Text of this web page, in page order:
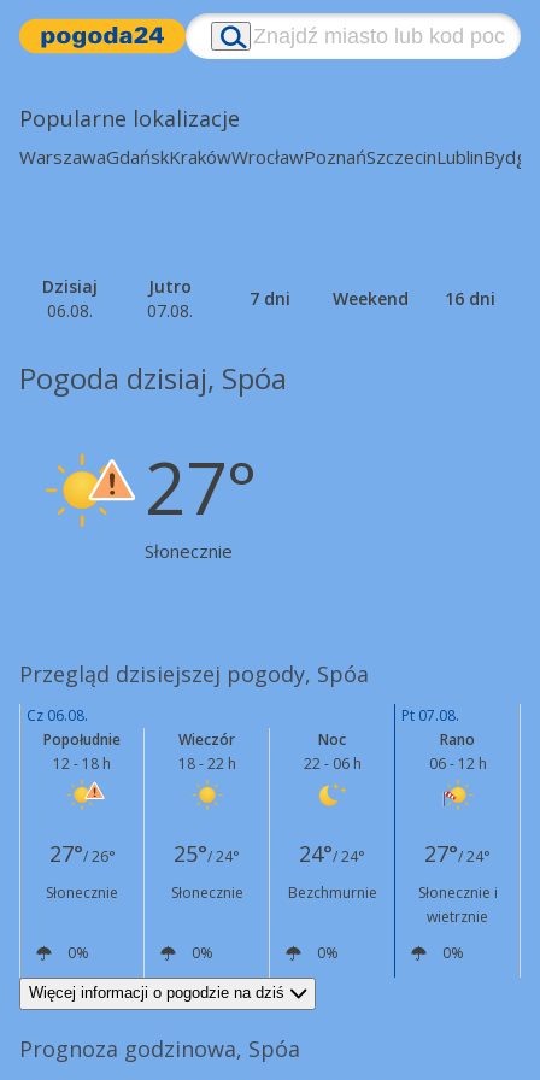
Popularne lokalizacje
WarszawaGdańskKrakówWrocławPoznańSzczecinLublin
Dzisiaj
06.08.
Jutro
07.08.
7 dni Weekend 16 dni
Pogoda dzisiaj, Spóa
27°
Słonecznie
Przegląd dzisiejszej pogody, Spóa
Cz 06.08.
Pt 07.08.
Popołudnie
12 - 18 h
Wieczór
18 - 22 h
Noc
22 - 06 h
Rano
06 - 12 h
27°/ 26° 25°/ 24° 24°/ 24° 27°/ 24°
Słonecznie
Słonecznie Bezchmurnie
Słonecznie i
wietrznie
0%
0% 0%
0%
NW
13 km/h W
11 km/h
Więcej informacji o pogodzie na dziś
Prognoza godzinowa, Spóa